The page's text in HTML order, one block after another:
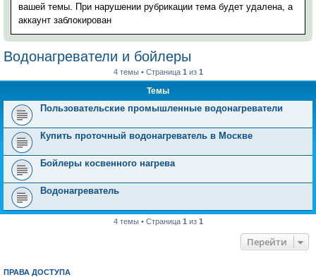
с
вашей темы. При нарушении рубрикации тема будет удалена, а
аккаунт заблокирован
Водонагреватели и бойлеры
4 темы • Страница 1 из 1
Темы
Пользовательские промышленные водонагреватели
Купить проточный водонагреватель в Москве
Бойлеры косвенного нагрева
Водонагреватель
4 темы • Страница 1 из 1
Перейти
ПРАВА ДОСТУПА